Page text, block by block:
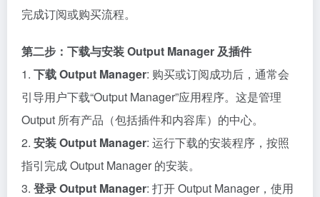
完成订阅或购买流程。
第二步：下载与安装 Output Manager 及插件
1. 下载 Output Manager: 购买或订阅成功后，通常会
引导用户下载“Output Manager”应用程序。这是管理
Output 所有产品（包括插件和内容库）的中心。
2. 安装 Output Manager: 运行下载的安装程序，按照
指引完成 Output Manager 的安装。
3. 登录 Output Manager: 打开 Output Manager，使用